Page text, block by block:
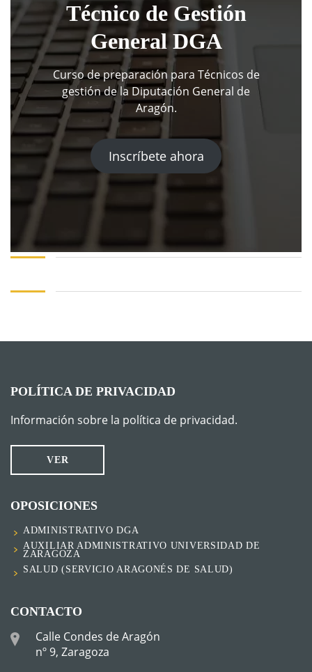
Técnico de Gestión
General DGA
Curso de preparación para Técnicos de
gestión de la Diputación General de
Aragón.
Inscríbete ahora
POLÍTICA DE PRIVACIDAD
Información sobre la política de privacidad.
VER
OPOSICIONES
ADMINISTRATIVO DGA
AUXILIAR ADMINISTRATIVO UNIVERSIDAD DE
ZARAGOZA
SALUD (SERVICIO ARAGONÉS DE SALUD)
CONTACTO
Calle Condes de Aragón
nº 9, Zaragoza